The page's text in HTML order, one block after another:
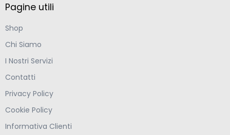
Pagine utili
Shop
Chi Siamo
I Nostri Servizi
Contatti
Privacy Policy
Cookie Policy
Informativa Clienti